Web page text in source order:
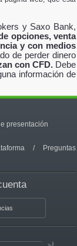
y Saxo Bank,
opciones, venta
y con medios
de perder dinero
con CFD.Debe
información de
presentación
/
Preguntas